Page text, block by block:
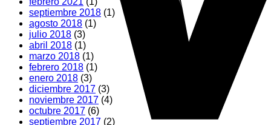
septiembre 2018 (1)
agosto 2018 (1)
julio 2018 (3)
abril 2018 (1)
marzo 2018 (1)
febrero 2018 (1)
enero 2018 (3)
diciembre 2017 (3)
noviembre 2017 (4)
octubre 2017 (6)
septiembre 2017 (2)